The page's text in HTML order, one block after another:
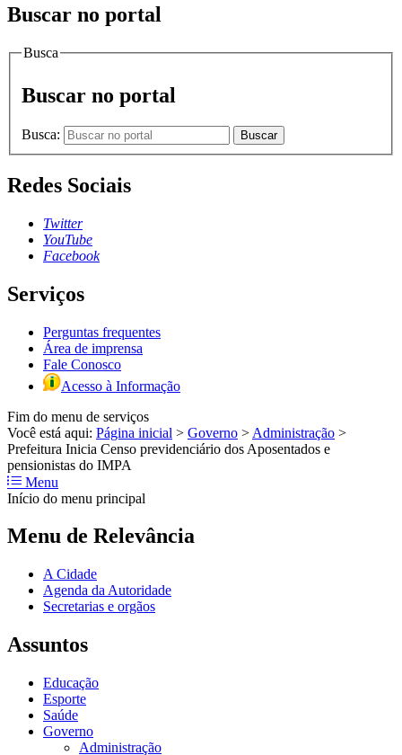
Buscar no portal
Busca
Buscar no portal
Busca: Buscar
Redes Sociais
Twitter
YouTube
Facebook
Serviços
Perguntas frequentes
Área de imprensa
Fale Conosco
Acesso à Informação
Fim do menu de serviços
Você está aqui: Página inicial > Governo > Administração >
Prefeitura Inicia Censo previdenciário dos Aposentados e
pensionistas do IMPA
Menu
Início do menu principal
Menu de Relevância
A Cidade
Agenda da Autoridade
Secretarias e orgãos
Assuntos
Educação
Esporte
Saúde
Governo
Administração